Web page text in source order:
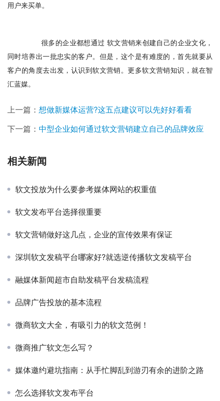
用户来买单。
很多的企业都想通过 软文营销来创建自己的企业文化，
同时培养出一批忠实的客户。但是，这个是有难度的，首先就要从
客户的角度去出发，认识到软文营销。更多软文营销知识，就在智
汇蓝媒。
上一篇： 想做新媒体运营?这五点建议可以先好好看看
下一篇： 中型企业如何通过软文营销建立自己的品牌效应
相关新闻
软文投放为什么要参考媒体网站的权重值
软文发布平台选择很重要
软文营销做好这几点，企业的宣传效果有保证
深圳软文发稿平台哪家好?就选逆传播软文发稿平台
融媒体新闻超市自助发稿平台发稿流程
品牌广告投放的基本流程
微商软文大全，有吸引力的软文范例！
微商推广软文怎么写？
媒体邀约避坑指南：从手忙脚乱到游刃有余的进阶之路
怎么选择软文发布平台